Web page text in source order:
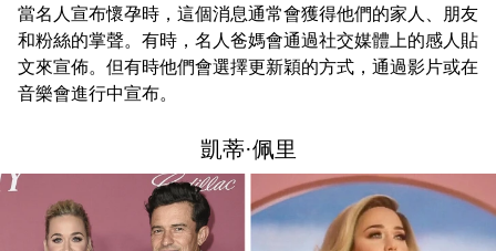
當名人宣布懷孕時，這個消息通常會獲得他們的家人、朋友
和粉絲的掌聲。有時，名人爸媽會通過社交媒體上的感人貼
文來宣佈。但有時他們會選擇更新穎的方式，通過影片或在
音樂會進行中宣布。
凱蒂·佩里